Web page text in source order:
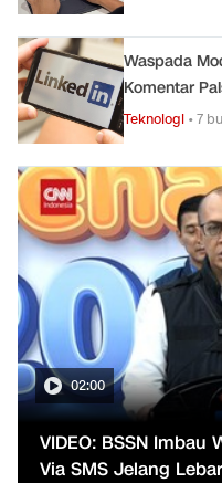
Waspada
Komentar
Teknologi •7
02:00
VIDEO: BSSN Imbau
Via SMS Jelang